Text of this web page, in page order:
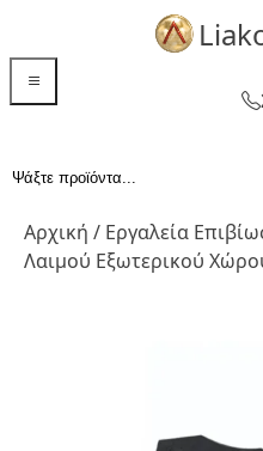
Αναζήτηση...
Αρχική / Εργαλεία
Λαιμού Εξωτερικού